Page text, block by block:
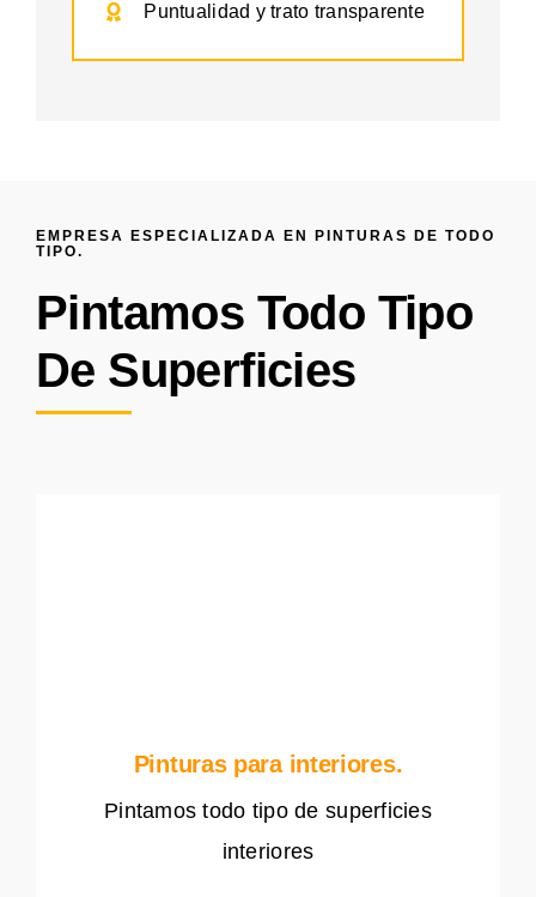
Puntualidad y trato transparente
EMPRESA ESPECIALIZADA EN PINTURAS DE TODO
TIPO.
Pintamos Todo Tipo
De Superficies
Pinturas para interiores.
Pintamos todo tipo de superficies
interiores